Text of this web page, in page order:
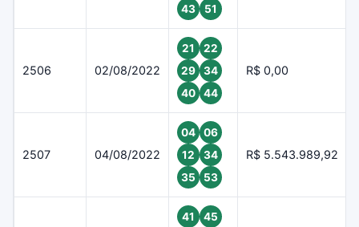
43
51
2506 02/08/2022
21
22
29
34
40
44
R$ 0,00
2507 04/08/2022
04
06
12
34
35
53
R$ 5.543.989,92
41
45